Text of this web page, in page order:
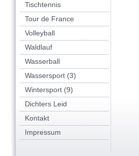
Tischtennis
Tour de France
Volleyball
Waldlauf
Wasserball
Wassersport (3)
Wintersport (9)
Dichters Leid
Kontakt
Impressum